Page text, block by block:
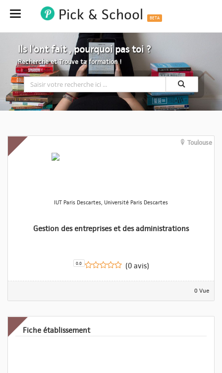
Hide Pick & School BETA
Ils l'ont fait , pourquoi pas toi ?
Recherche et Trouve ta formation !
Toulouse
IUT Paris Descartes, Université Paris Descartes
Gestion des entreprises et des administrations
0.0 (0 avis)
0 Vue
Fiche établissement